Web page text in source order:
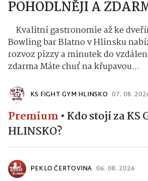
POHODLNĚJI A
Kvalitní gastronomie až ke
Bowling bar Blatno v Hlinsku
rozvoz pizzy a minutek do
zdarma Máte chuť na křupavou...
KS FIGHT GYM HLINSKO 07. 08.
Premium • Kdo stojí za KS
HLINSKO?
PEKLO ČERTOVINA 06. 08. 2026